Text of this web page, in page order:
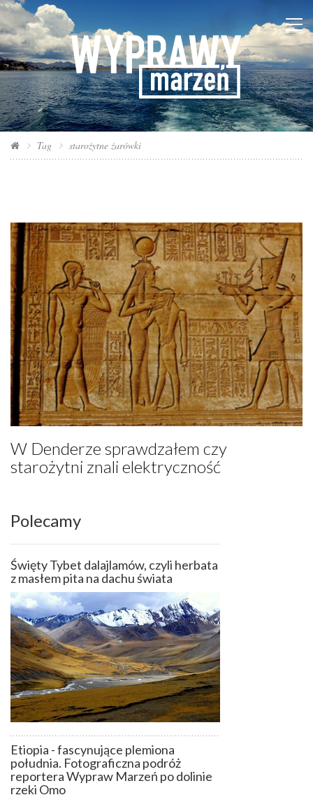
Tag starożytne żarówki
W Denderze sprawdzałem czy
starożytni znali elektryczność
Polecamy
Święty Tybet dalajlamów, czyli herbata
z masłem pita na dachu świata
Etiopia - fascynujące plemiona
południa. Fotograficzna podróż
reportera Wypraw Marzeń po dolinie
rzeki Omo